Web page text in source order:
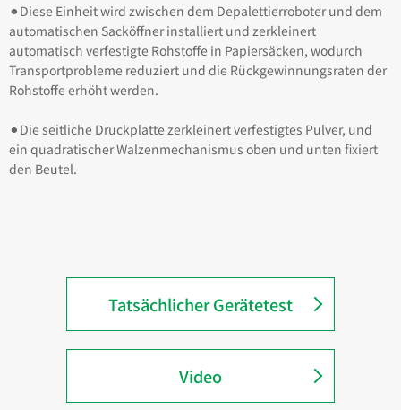
⚫︎Diese Einheit wird zwischen dem Depalettierroboter und dem
automatischen Sacköffner installiert und zerkleinert
automatisch verfestigte Rohstoffe in Papiersäcken, wodurch
Transportprobleme reduziert und die Rückgewinnungsraten der
Rohstoffe erhöht werden.
⚫︎Die seitliche Druckplatte zerkleinert verfestigtes Pulver, und
ein quadratischer Walzenmechanismus oben und unten fixiert
den Beutel.
Tatsächlicher Gerätetest
Video